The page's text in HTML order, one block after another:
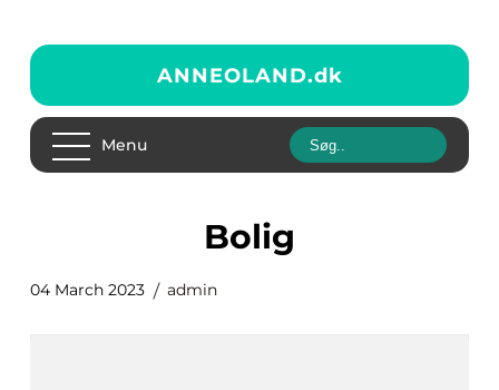
ANNEOLAND.dk
Menu
bolig
04 March 2023 admin